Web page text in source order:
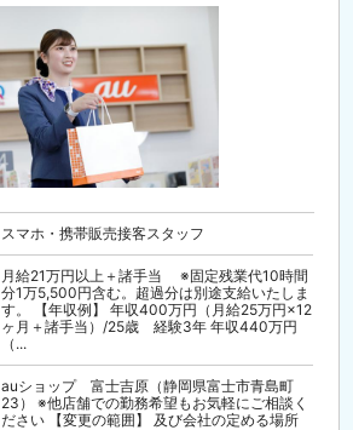
スマホ・携帯販売接客スタッフ
月給21万円以上＋諸手当 ※固定残業代10時間
分1万5,500円含む。超過分は別途支給いたしま
す。 【年収例】 年収400万円（月給25万円×12
ヶ月＋諸手当）/25歳 経験3年 年収440万円
（...
auショップ 富士吉原（静岡県富士市青島町
23） ※他店舗での勤務希望もお気軽にご相談く
ださい 【変更の範囲】 及び会社の定める場所